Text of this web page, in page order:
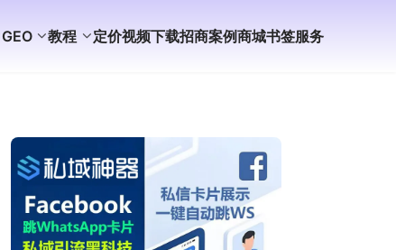
GEO 教程 定价视频下载招商案例商城书签服务